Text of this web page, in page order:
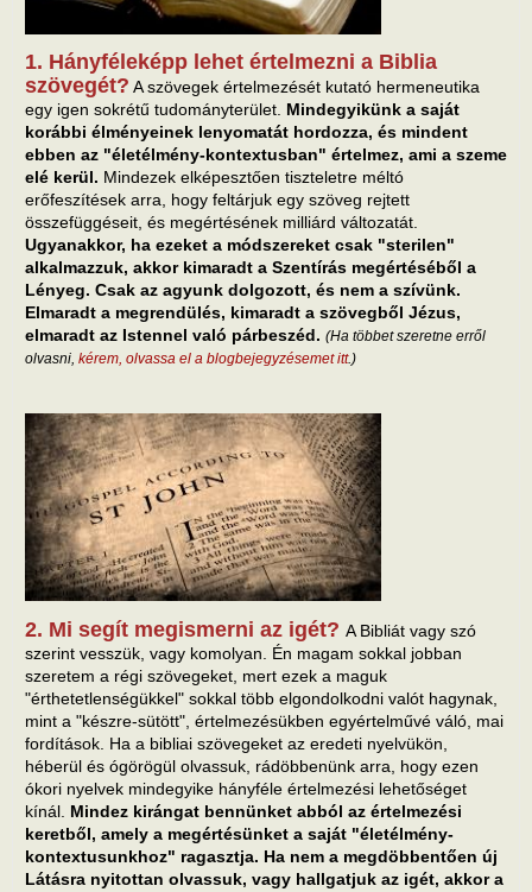
1. Hányféleképp lehet értelmezni a Biblia
szövegét? A szövegek értelmezését kutató hermeneutika
egy igen sokrétű tudományterület. Mindegyikünk a saját
korábbi élményeinek lenyomatát hordozza, és mindent
ebben az "életélmény-kontextusban" értelmez, ami a szeme
elé kerül. Mindezek elképesztően tiszteletre méltó
erőfeszítések arra, hogy feltárjuk egy szöveg rejtett
összefüggéseit, és megértésének milliárd változatát.
Ugyanakkor, ha ezeket a módszereket csak "sterilen"
alkalmazzuk, akkor kimaradt a Szentírás megértéséből a
Lényeg. Csak az agyunk dolgozott, és nem a szívünk.
Elmaradt a megrendülés, kimaradt a szövegből Jézus,
elmaradt az Istennel való párbeszéd. (Ha többet szeretne erről
olvasni, kérem, olvassa el a blogbejegyzésemet itt.)
2. Mi segít megismerni az igét? A Bibliát vagy szó
szerint vesszük, vagy komolyan. Én magam sokkal jobban
szeretem a régi szövegeket, mert ezek a maguk
"érthetetlenségükkel" sokkal több elgondolkodni valót hagynak,
mint a "készre-sütött", értelmezésükben egyértelművé váló, mai
fordítások. Ha a bibliai szövegeket az eredeti nyelvükön,
héberül és ógörögül olvassuk, rádöbbenünk arra, hogy ezen
ókori nyelvek mindegyike hányféle értelmezési lehetőséget
kínál. Mindez kirángat bennünket abból az értelmezési
keretből, amely a megértésünket a saját "életélmény-
kontextusunkhoz" ragasztja. Ha nem a megdöbbentően új
Látásra nyitottan olvassuk, vagy hallgatjuk az igét, akkor a